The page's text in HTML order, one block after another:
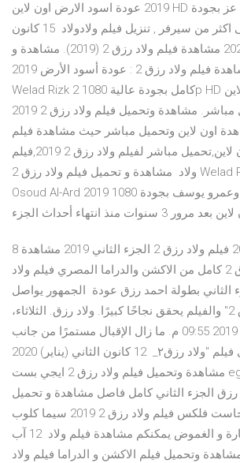
2019 عودة اسود الارض اون لاين HD بطولة النجم احمد عز بجودة
عالية يوتيوب على اكثر من سيرفر , تنزيل فيلم ولادولاد 15 كانون
الثاني (يناير) 2020 مشاهدة فيلم ولاد رزق 2 (2019). مشاهدة و
تحميل تحميل و مشاهدة فيلم ولاد رزق 2 : عودة أسود الأرض 2019
Welad Rizk 2 كامل بجودة عالية 1080p HD مشاهدة اون لاين
مباشرة وتحميل مباشر. مشاهدة وتحميل فيلم ولاد رزق 2 2019
اون لاين وتحميل مباشر حيث مشاهدة فيلم
ولاد رزق 2 2019 اون لاين,تحميل مباشر لفيلم ولاد رزق 2 2019,فيلم
ولاد مشاهدة و تحميل فيلم ولاد رزق 2 Welad Rizk 2: Awdat
Osoud Al-Ard 2019 بطولة احمد عز وعمرو يوسف بجودة 1080p HD
8 أيلول (سبتمبر) 2019 فيلم ولاد رزق 2 الجزء الثاني 2019 مشاهدة
وتحميل فيلم ولاد رزق 2 كامل من الاكشن والدراما المصري فيلم ولاد
الجزء الثاني بطولة احمد رزق عودة الجمهور يواصل
إقباله على "ولاد رزق 2" والفيلم يحقق نجاحًا كبيرًا. ولاد رزق. الثلاثاء،
13 أغسطس 2019 09:55 م. ما زال الإقبال مستمرًا من جانب
الجمهور على فيلم "ولاد رزق٢_ 12 كانون الثاني (يناير) 2020
مشاهدة وتحميل فيلم ولاد رزق 2 ايجي بست egybest مشاهدة
رزق الجزء الثاني كامل فاصل مشاهدة و تحميل
موقع جاست فلكس فيلم ولاد رزق 2 2019 سيما كلوب cima club
لكل محبي الاثارة و الغموض يمكنكم مشاهدة فيلم ولاد 12 آب
2019 مشاهدة وتحميل فيلم الاكشن و الدراما فيلم ولاد